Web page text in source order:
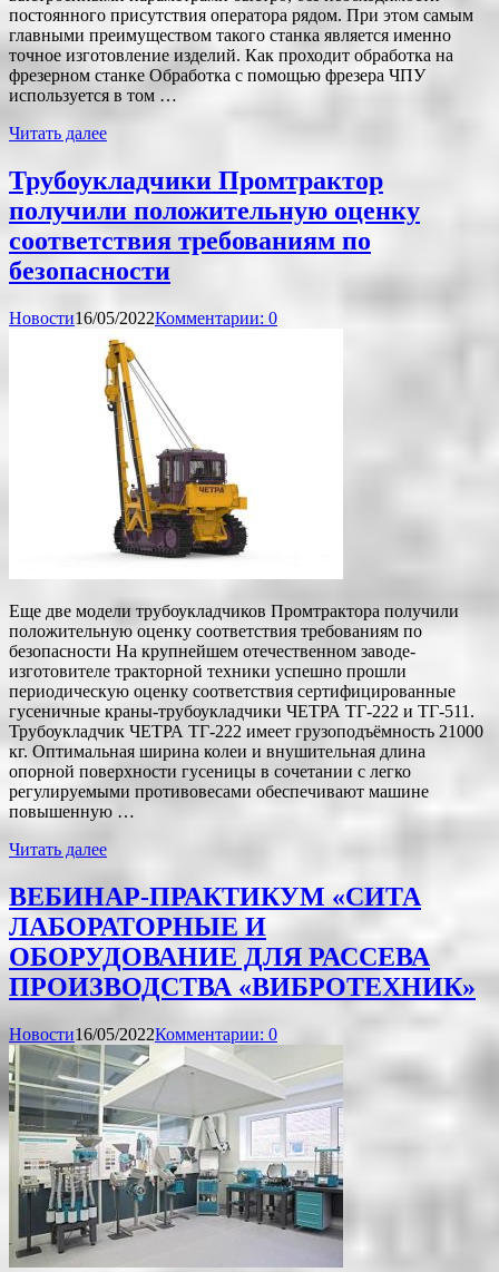
постоянного присутствия оператора рядом. При этом самым
главными преимуществом такого станка является именно
точное изготовление изделий. Как проходит обработка на
фрезерном станке Обработка с помощью фрезера ЧПУ
используется в том …
Читать далее
Трубоукладчики Промтрактор
получили положительную оценку
соответствия требованиям по
безопасности
Новости16/05/2022Комментарии: 0
Еще две модели трубоукладчиков Промтрактора получили
положительную оценку соответствия требованиям по
безопасности На крупнейшем отечественном заводе-
изготовителе тракторной техники успешно прошли
периодическую оценку соответствия сертифицированные
гусеничные краны-трубоукладчики ЧЕТРА ТГ-222 и ТГ-511.
Трубоукладчик ЧЕТРА ТГ-222 имеет грузоподъёмность 21000
кг. Оптимальная ширина колеи и внушительная длина
опорной поверхности гусеницы в сочетании с легко
регулируемыми противовесами обеспечивают машине
повышенную …
Читать далее
ВЕБИНАР-ПРАКТИКУМ «СИТА
ЛАБОРАТОРНЫЕ И
ОБОРУДОВАНИЕ ДЛЯ РАССЕВА
ПРОИЗВОДСТВА «ВИБРОТЕХНИК»
Новости16/05/2022Комментарии: 0